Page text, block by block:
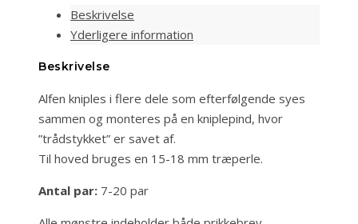
Beskrivelse
Yderligere information
Beskrivelse
Alfen kniples i flere dele som efterfølgende syes
sammen og monteres på en kniplepind, hvor
”trådstykket” er savet af.
Til hoved bruges en 15-18 mm træperle.
Antal par: 7-20 par